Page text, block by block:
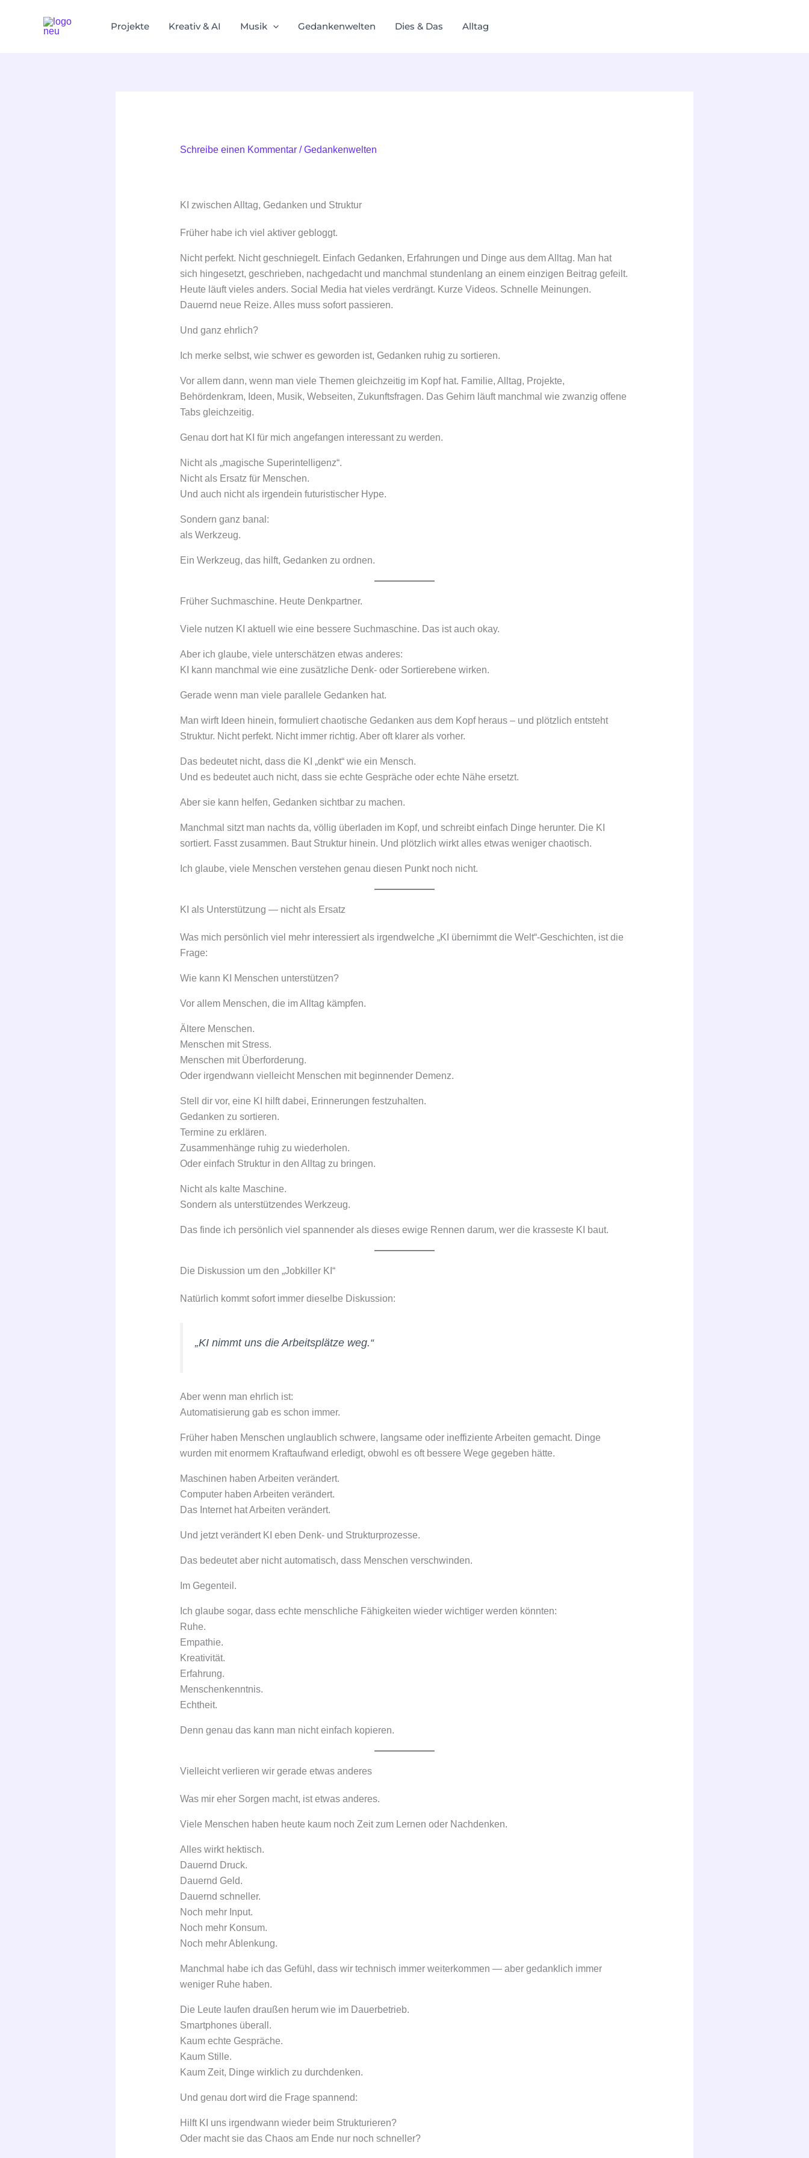
Projekte Kreativ & AI Musik Gedankenwelten Dies & Das Alltag
Schreibe einen Kommentar /Gedankenwelten
KI zwischen Alltag, Gedanken und Struktur
Früher habe ich viel aktiver gebloggt.
Nicht perfekt. Nicht geschniegelt. Einfach Gedanken, Erfahrungen und Dinge aus dem Alltag. Man hat
sich hingesetzt, geschrieben, nachgedacht und manchmal stundenlang an einem einzigen Beitrag gefeilt.
Heute läuft vieles anders. Social Media hat vieles verdrängt. Kurze Videos. Schnelle Meinungen.
Dauernd neue Reize. Alles muss sofort passieren.
Und ganz ehrlich?
Ich merke selbst, wie schwer es geworden ist, Gedanken ruhig zu sortieren.
Vor allem dann, wenn man viele Themen gleichzeitig im Kopf hat. Familie, Alltag, Projekte,
Behördenkram, Ideen, Musik, Webseiten, Zukunftsfragen. Das Gehirn läuft manchmal wie zwanzig offene
Tabs gleichzeitig.
Genau dort hat KI für mich angefangen interessant zu werden.
Nicht als „magische Superintelligenz“.
Nicht als Ersatz für Menschen.
Und auch nicht als irgendein futuristischer Hype.
Sondern ganz banal:
als Werkzeug.
Ein Werkzeug, das hilft, Gedanken zu ordnen.
Früher Suchmaschine. Heute Denkpartner.
Viele nutzen KI aktuell wie eine bessere Suchmaschine. Das ist auch okay.
Aber ich glaube, viele unterschätzen etwas anderes:
KI kann manchmal wie eine zusätzliche Denk- oder Sortierebene wirken.
Gerade wenn man viele parallele Gedanken hat.
Man wirft Ideen hinein, formuliert chaotische Gedanken aus dem Kopf heraus – und plötzlich entsteht
Struktur. Nicht perfekt. Nicht immer richtig. Aber oft klarer als vorher.
Das bedeutet nicht, dass die KI „denkt“ wie ein Mensch.
Und es bedeutet auch nicht, dass sie echte Gespräche oder echte Nähe ersetzt.
Aber sie kann helfen, Gedanken sichtbar zu machen.
Manchmal sitzt man nachts da, völlig überladen im Kopf, und schreibt einfach Dinge herunter. Die KI
sortiert. Fasst zusammen. Baut Struktur hinein. Und plötzlich wirkt alles etwas weniger chaotisch.
Ich glaube, viele Menschen verstehen genau diesen Punkt noch nicht.
KI als Unterstützung — nicht als Ersatz
Was mich persönlich viel mehr interessiert als irgendwelche „KI übernimmt die Welt“-Geschichten, ist die
Frage:
Wie kann KI Menschen unterstützen?
Vor allem Menschen, die im Alltag kämpfen.
Ältere Menschen.
Menschen mit Stress.
Menschen mit Überforderung.
Oder irgendwann vielleicht Menschen mit beginnender Demenz.
Stell dir vor, eine KI hilft dabei, Erinnerungen festzuhalten.
Gedanken zu sortieren.
Termine zu erklären.
Zusammenhänge ruhig zu wiederholen.
Oder einfach Struktur in den Alltag zu bringen.
Nicht als kalte Maschine.
Sondern als unterstützendes Werkzeug.
Das finde ich persönlich viel spannender als dieses ewige Rennen darum, wer die krasseste KI baut.
Die Diskussion um den „Jobkiller KI“
Natürlich kommt sofort immer dieselbe Diskussion:
„KI nimmt uns die Arbeitsplätze weg.“
Aber wenn man ehrlich ist:
Automatisierung gab es schon immer.
Früher haben Menschen unglaublich schwere, langsame oder ineffiziente Arbeiten gemacht. Dinge
wurden mit enormem Kraftaufwand erledigt, obwohl es oft bessere Wege gegeben hätte.
Maschinen haben Arbeiten verändert.
Computer haben Arbeiten verändert.
Das Internet hat Arbeiten verändert.
Und jetzt verändert KI eben Denk- und Strukturprozesse.
Das bedeutet aber nicht automatisch, dass Menschen verschwinden.
Im Gegenteil.
Ich glaube sogar, dass echte menschliche Fähigkeiten wieder wichtiger werden könnten:
Ruhe.
Empathie.
Kreativität.
Erfahrung.
Menschenkenntnis.
Echtheit.
Denn genau das kann man nicht einfach kopieren.
Vielleicht verlieren wir gerade etwas anderes
Was mir eher Sorgen macht, ist etwas anderes.
Viele Menschen haben heute kaum noch Zeit zum Lernen oder Nachdenken.
Alles wirkt hektisch.
Dauernd Druck.
Dauernd Geld.
Dauernd schneller.
Noch mehr Input.
Noch mehr Konsum.
Noch mehr Ablenkung.
Manchmal habe ich das Gefühl, dass wir technisch immer weiterkommen — aber gedanklich immer
weniger Ruhe haben.
Die Leute laufen draußen herum wie im Dauerbetrieb.
Smartphones überall.
Kaum echte Gespräche.
Kaum Stille.
Kaum Zeit, Dinge wirklich zu durchdenken.
Und genau dort wird die Frage spannend:
Hilft KI uns irgendwann wieder beim Strukturieren?
Oder macht sie das Chaos am Ende nur noch schneller?